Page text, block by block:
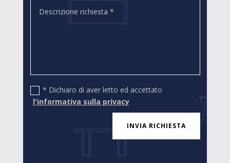
* Dichiaro di aver letto ed accettato
l'informativa sulla privacy
INVIA RICHIESTA